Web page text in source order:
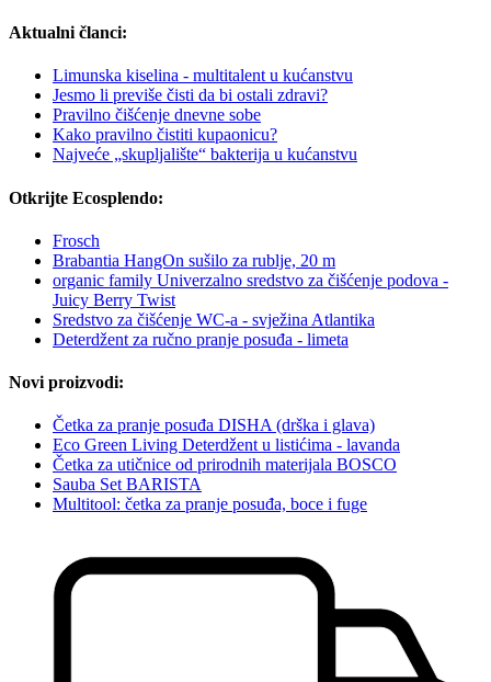
Aktualni članci:
Limunska kiselina - multitalent u kućanstvu
Jesmo li previše čisti da bi ostali zdravi?
Pravilno čišćenje dnevne sobe
Kako pravilno čistiti kupaonicu?
Najveće „skupljalište“ bakterija u kućanstvu
Otkrijte Ecosplendo:
Frosch
Brabantia HangOn sušilo za rublje, 20 m
organic family Univerzalno sredstvo za čišćenje podova -
Juicy Berry Twist
Sredstvo za čišćenje WC-a - svježina Atlantika
Deterdžent za ručno pranje posuđa - limeta
Novi proizvodi:
Četka za pranje posuđa DISHA (drška i glava)
Eco Green Living Deterdžent u listićima - lavanda
Četka za utičnice od prirodnih materijala BOSCO
Sauba Set BARISTA
Multitool: četka za pranje posuđa, boce i fuge